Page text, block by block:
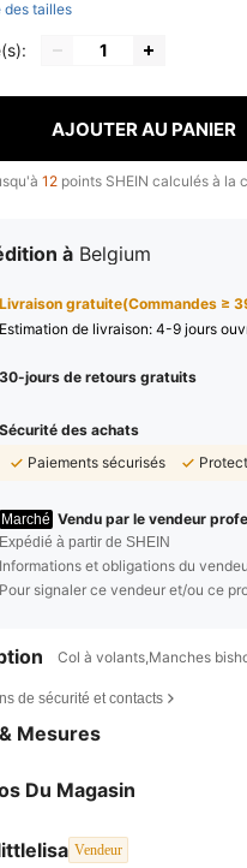
des tailles
AJOUTER AU PANIER
12 points SHEIN calculés à la
à Belgium
Livraison gratuite(Commandes ≥
Estimation de livraison: 4-9 jours
30-jours de retours gratuits
Sécurité des achats
Paiements sécurisés
Marché Vendu par le vendeur
Expédié à partir de SHEIN
Informations et obligations du
Pour signaler ce vendeur et/ou ce
Col à volants,Manches
de sécurité et contacts
Mesures
Du Magasin
Vendeur